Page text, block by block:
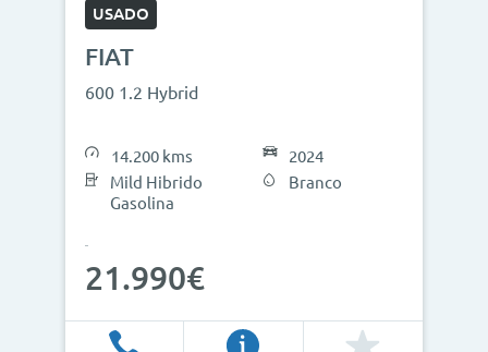
USADO
FIAT
600 1.2 Hybrid
14.200 kms
Mild Hibrido
Gasolina
2024
Branco
21.990€